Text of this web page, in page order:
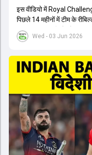
Wed - 03 Jun 2026
इस वीडियो में Royal
पिछले 14 महीनों में टीम के
अपनी पुरानी गलतियों को
मैनेजमेंट में Mo Bobat, Andy
के तहत Bhuvneshwar
जैसे भारतीय खिलाड़ियों को टीम
किया। इसके अलावा, Virat
अब टीम के युवा खिलाड़ियों के
Patidar के नेतृत्व में टीम का
मैनेजमेंट तक, सभी एक ही पेज
होता। यही कारण है कि RCB